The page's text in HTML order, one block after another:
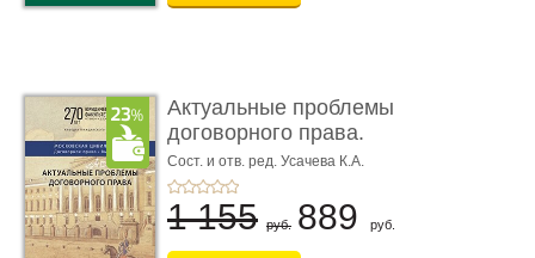
Актуальные проблемы
договорного права.
Выпуск ...
Сост. и отв. ред. Усачева К.А.
1 155 руб. 889 руб.